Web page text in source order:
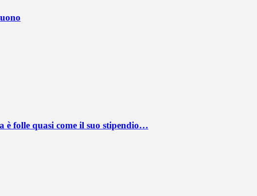
è folle quasi come il suo stipendio…